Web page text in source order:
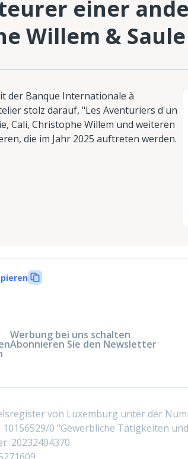
einer
Willem &
der Banque Internationale à
stolz darauf, "Les Aventuriers d'un
Cali, Christophe Willem und weiteren
die im Jahr 2025 auftreten werden.
Werbung bei uns schalten
Abonnieren Sie den Newsletter
von Luxemburg unter der
0 "Gewerbliche Tätigkeiten
20232404370